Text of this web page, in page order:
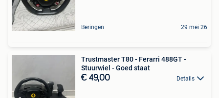
Beringen 29 mei 26
Trustmaster T80 - Ferarri 488GT -
Stuurwiel - Goed staat
€ 49,00 Details